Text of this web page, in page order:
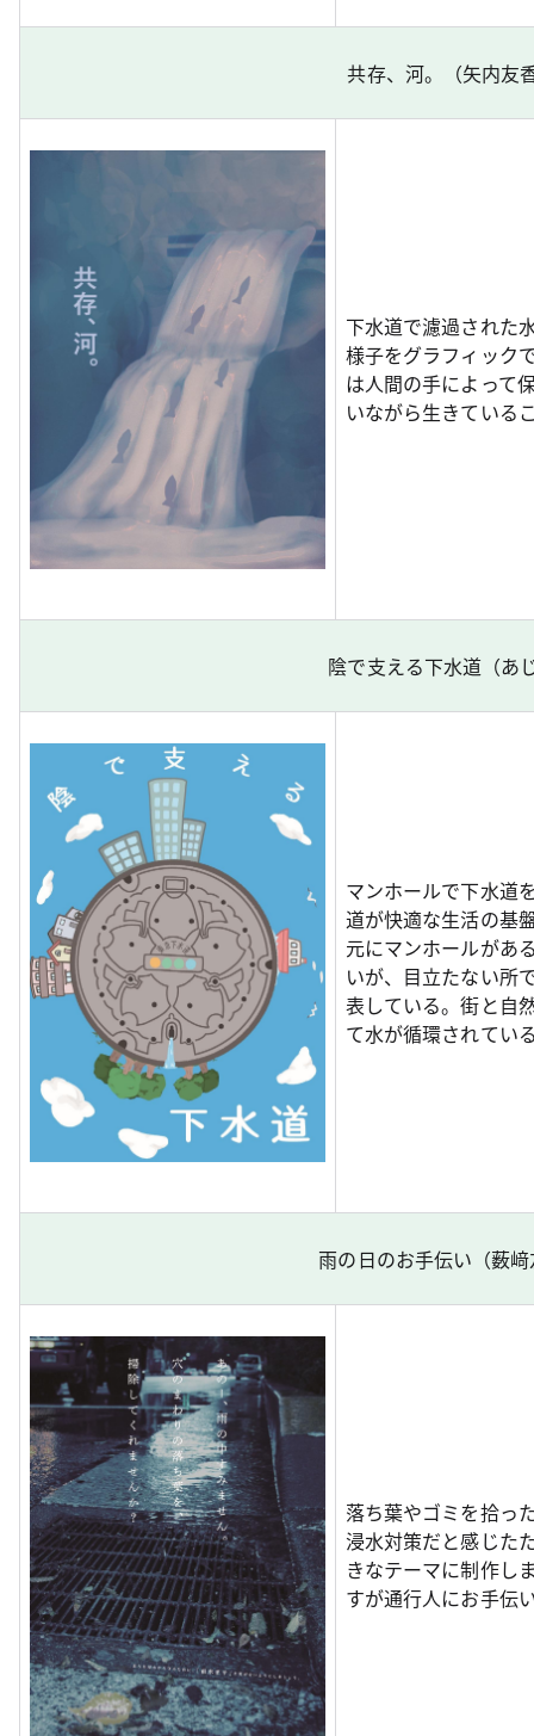
共存、河。（矢内友
下水道で濾過された
様子をグラフィック
は人間の手によって
いながら生きている
陰で支える下水道（あ
マンホールで下水道
道が快適な生活の基
元にマンホールがあ
いが、目立たない所
表している。街と自
て水が循環されてい
雨の日のお手伝い（薮
落ち葉やゴミを拾っ
浸水対策だと感じた
きなテーマに制作し
すが通行人にお手伝